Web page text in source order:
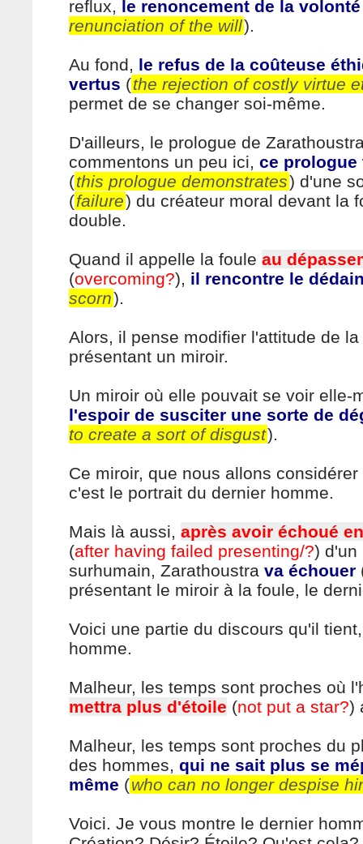
reflux, le renoncement de la volonté
renunciation of the will).
Au fond, le refus de la coûteuse
vertus (the rejection of costly virtue
permet de se changer soi-même.
D'ailleurs, le prologue de
commentons un peu ici, ce prologue
(this prologue demonstrates) d'une
(failure) du créateur moral devant la
double.
Quand il appelle la foule au
(overcoming?), il rencontre le
scorn).
Alors, il pense modifier l'attitude de
présentant un miroir.
Un miroir où elle pouvait se voir elle-
l'espoir de susciter une sorte de
to create a sort of disgust).
Ce miroir, que nous allons
c'est le portrait du dernier homme.
Mais là aussi, après avoir échoué
(after having failed presenting/?) d'un
surhumain, Zarathoustra va échouer
présentant le miroir à la foule, le
Voici une partie du discours qu'il
homme.
Malheur, les temps sont proches où
mettra plus d'étoile (not put a star?)
Malheur, les temps sont proches du
des hommes, qui ne sait plus se
même (who can no longer despise
Voici. Je vous montre le dernier